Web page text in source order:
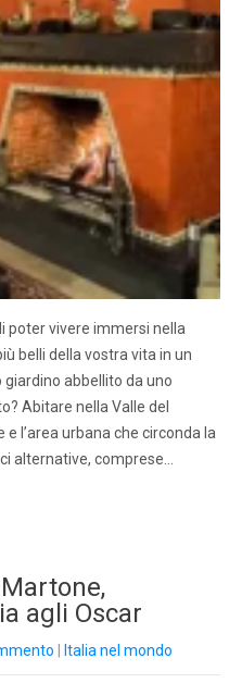
poter vivere immersi nella
belli della vostra vita in un
giardino abbellito da uno
Abitare nella Valle del
l’area urbana che circonda la
alternative, comprese…
agli Oscar
Italia nel mondo